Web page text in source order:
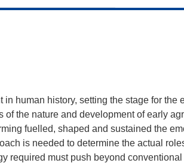
human history, setting the stage for the
the nature and development of early
fuelled, shaped and sustained the
is needed to determine the actual
required must push beyond